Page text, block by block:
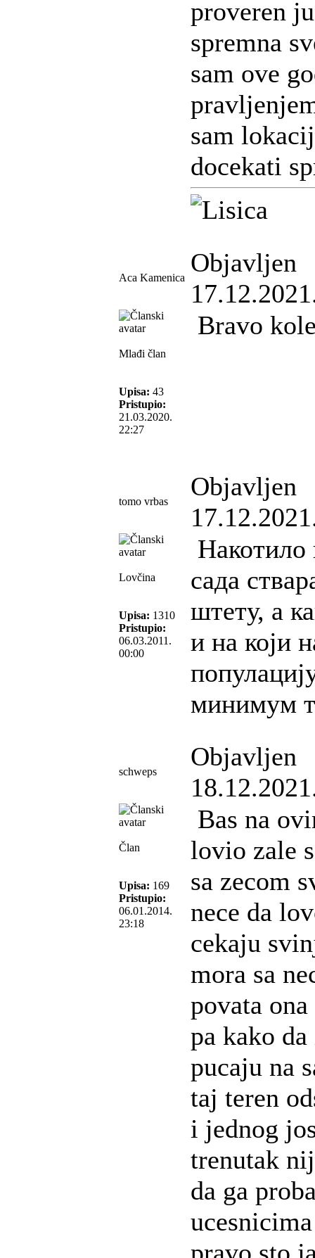
proveren
spremna
sam ove
sam
docekati
Aca Kamenica
Objavljen
Mlađi član
Upisa: 43
Pristupio:
21.03.2020.
22:27
Bravo
tomo vrbas
Objavljen
Lovčina
Upisa: 1310
Pristupio:
06.03.2011.
00:00
Накотило
сада
штету, а
и на који
минимум
schweps
Objavljen
Član
Upisa: 169
Pristupio:
06.01.2014.
23:18
Bas na
lovio zale
sa zecom
nece da
cekaju
mora sa
povata
pa kako
pucaju na
taj teren
i jednog
trenutak
da ga